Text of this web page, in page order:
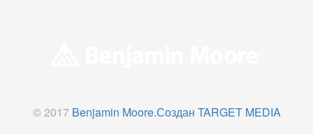
© 2017 Benjamin Moore.Создан TARGET MEDIA